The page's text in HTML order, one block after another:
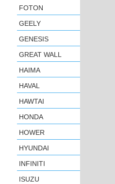
FOTON
GEELY
GENESIS
GREAT WALL
HAIMA
HAVAL
HAWTAI
HONDA
HOWER
HYUNDAI
INFINITI
ISUZU